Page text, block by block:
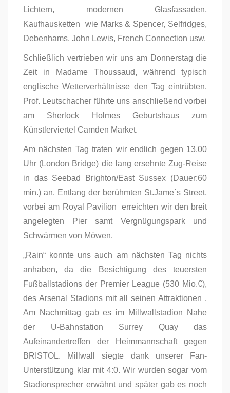
Lichtern, modernen Glasfassaden,
Kaufhausketten wie Marks & Spencer, Selfridges,
Debenhams, John Lewis, French Connection usw.
Schließlich vertrieben wir uns am Donnerstag die
Zeit in Madame Thoussaud, während typisch
englische Wetterverhältnisse den Tag eintrübten.
Prof. Leutschacher führte uns anschließend vorbei
am Sherlock Holmes Geburtshaus zum
Künstlerviertel Camden Market.
Am nächsten Tag traten wir endlich gegen 13.00
Uhr (London Bridge) die lang ersehnte Zug-Reise
in das Seebad Brighton/East Sussex (Dauer:60
min.) an. Entlang der berühmten St.Jame`s Street,
vorbei am Royal Pavilion erreichten wir den breit
angelegten Pier samt Vergnügungspark und
Schwärmen von Möwen.
„Rain“ konnte uns auch am nächsten Tag nichts
anhaben, da die Besichtigung des teuersten
Fußballstadions der Premier League (530 Mio.€),
des Arsenal Stadions mit all seinen Attraktionen .
Am Nachmittag gab es im Millwallstadion Nahe
der U-Bahnstation Surrey Quay das
Aufeinandertreffen der Heimmannschaft gegen
BRISTOL. Millwall siegte dank unserer Fan-
Unterstützung klar mit 4:0. Wir wurden sogar vom
Stadionsprecher erwähnt und später gab es noch